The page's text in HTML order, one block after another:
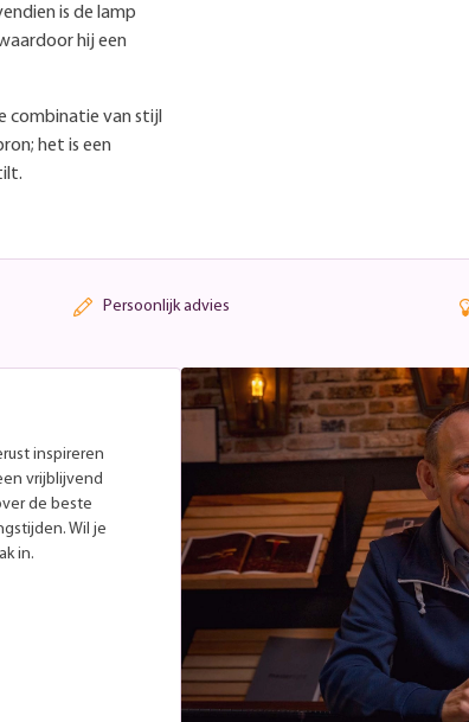
is de lamp
hij een
combinatie van stijl
het is een
Persoonlijk advies
inspireren
vrijblijvend
de beste
Wil je
in.